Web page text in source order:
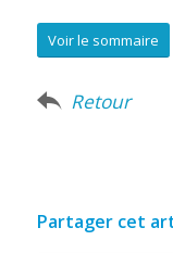
Voir le sommaire
Retour
Partager cet